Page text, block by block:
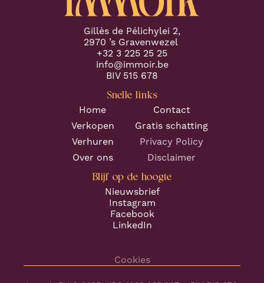
Gillès de Pélichylei 2,
2970 ’s Gravenwezel
+32 3 225 25 25
info@immoir.be
BIV 515 678
Snelle links
Home
Contact
Verkopen
Gratis schatting
Verhuren
Privacy Policy
Over ons
Disclaimer
Blijf op de hoogte
Nieuwsbrief
Instagram
Facebook
LinkedIn
Cookies